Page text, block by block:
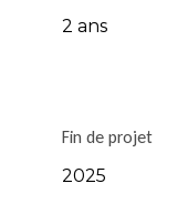
2 ans
Fin de projet
2025